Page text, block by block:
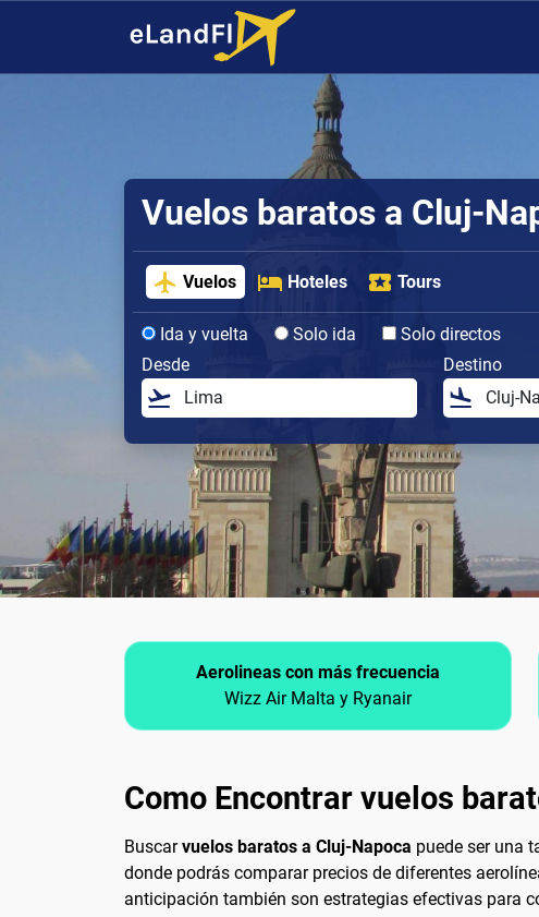
Vuelos baratos a Cluj-
Vuelos Hoteles Tours
Ida y vuelta Solo ida
Solo directos
Desde
Destino
Aerolineas con más frecuencia
Wizz Air Malta y Ryanair
Como Encontrar vuelos
Buscarvuelos baratos a Cluj-Napoca puede ser una
donde podrás comparar precios de diferentes
anticipación también son estrategias efectivas para